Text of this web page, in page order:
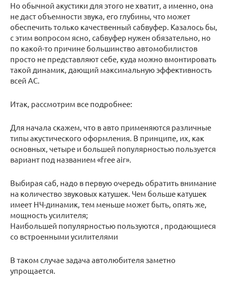
Но обычной акустики для этого не хватит, а именно, она
не даст объемности звука, его глубины, что может
обеспечить только качественный сабвуфер. Казалось бы,
с этим вопросом ясно, сабвуфер нужен обязательно, но
по какой-то причине большинство автомобилистов
просто не представляют себе, куда можно вмонтировать
такой динамик, дающий максимальную эффективность
всей АС.
Итак, рассмотрим все подробнее:
Для начала скажем, что в авто применяются различные
типы акустического оформления. В принципе, их, как
основных, четыре и большей популярностью пользуется
вариант под названием «free air».
Выбирая саб, надо в первую очередь обратить внимание
на количество звуковых катушек. Чем больше катушек
имеет НЧ-динамик, тем меньше может быть, опять же,
мощность усилителя;
Наибольшей популярностью пользуются , продающиеся
со встроенными усилителями
В таком случае задача автолюбителя заметно
упрощается.